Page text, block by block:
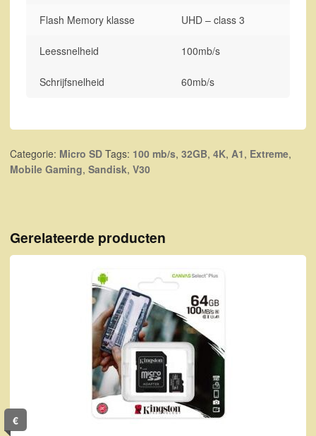
Flash Memory klasse UHD – class 3
Leessnelheid
Schrijfsnelheid
100mb/s
60mb/s
Categorie: Micro SD Tags: 100 mb/s, 32GB, 4K, A1, Extreme,
Mobile Gaming, Sandisk, V30
Gerelateerde producten
€